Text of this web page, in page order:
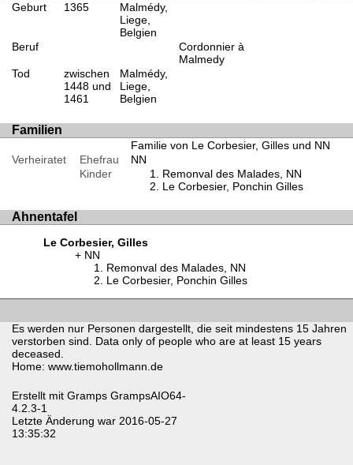
Geburt
1365
Malmédy,
Liege,
Belgien
Beruf
Cordonnier à
Malmedy
Tod
zwischen
1448 und
1461
Malmédy,
Liege,
Belgien
Familien
Familie von Le Corbesier, Gilles und NN
Verheiratet
Ehefrau
NN
Kinder
Remonval des Malades, NN
Le Corbesier, Ponchin Gilles
Ahnentafel
Le Corbesier, Gilles
NN
Remonval des Malades, NN
Le Corbesier, Ponchin Gilles
Es werden nur Personen dargestellt, die seit mindestens 15 Jahren
verstorben sind. Data only of people who are at least 15 years
deceased.
Home: www.tiemohollmann.de
Erstellt mit Gramps GrampsAIO64-
4.2.3-1
Letzte Änderung war 2016-05-27
13:35:32